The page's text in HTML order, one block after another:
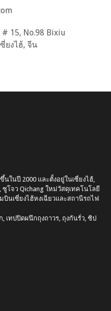
15, No.98 Bixiu
ยงไฮ้, จีน
นในปี 2000 และตั้งอยู่ในเซี่ยงไฮ้,
ซูโจว Qichang ใหม่วัสดุเทคโนโลยี
บินเซี่ยงไฮ้หงเฉียวและสถานีรถไฟ
ทปปิดผนึกถุงถาวร, ถุงกันรั่ว, ซิป